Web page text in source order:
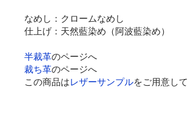
なめし：クロームなめし
仕上げ：天然藍染め（阿波藍染め）
半裁革のページへ
裁ち革のページへ
この商品はレザーサンプルをご用意し